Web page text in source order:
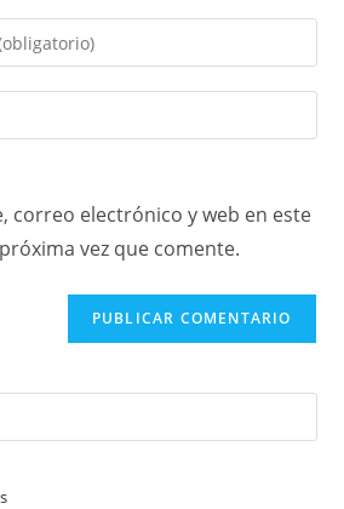
correo electrónico y web en este
vez que comente.